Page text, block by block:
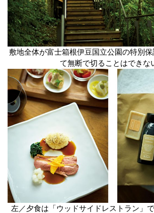
敷地全体が富士箱根伊豆国立公園の特別
て無断で切ることはできな
左／夕食は「ウッドサイドレストラン」